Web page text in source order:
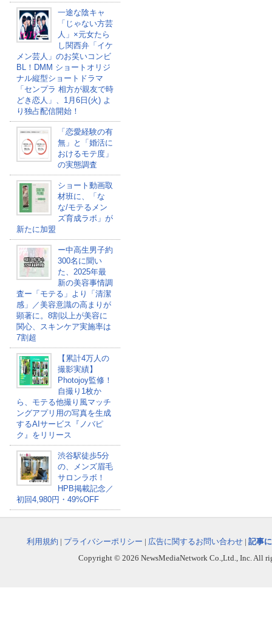
一途な陰キャ
「じゃない方芸
人」×元女たら
し関西弁「イケ
メン芸人」のお笑いコンビ
BL！DMM ショートオリジ
ナル縦型ショートドラマ
「センプラ 相方が親友で時
どき恋人」、1月6日(火) よ
り独占配信開始！
「恋愛経験の有
無」と「婚活に
おけるモテ度」
の実態調査
ショート動画取
材班に、「な
な/モテるメン
ズ育成ラボ」が
新たに加盟
ー中高生男子約
300名に聞い
た、2025年最
新の美容事情調
査ー「モテる」より「清潔
感」／美容意識の高まりが
顕著に。8割以上が美容に
関心、スキンケア実施率は
7割超
【累計4万人の
撮影実績】
Photojoy監修！
自撮り1枚か
ら、モテる他撮り風マッチ
ングアプリ用の写真を生成
するAIサービス『ノバピ
ク』をリリース
渋谷駅徒歩5分
の、メンズ眉毛
サロンラボ！
HPB掲載記念／
初回4,980円・49%OFF
利用規約 | プライバシーポリシー | 広告に関するお問い合わせ | 記事
Copyright © 2026 NewsMediaNetwork Co.,Ltd., Inc. All